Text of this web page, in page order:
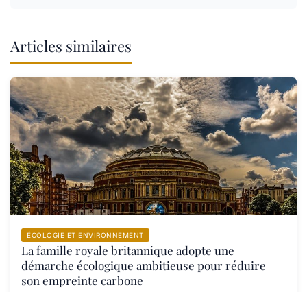
Articles similaires
ÉCOLOGIE ET ENVIRONNEMENT
La famille royale britannique adopte une
démarche écologique ambitieuse pour réduire
son empreinte carbone